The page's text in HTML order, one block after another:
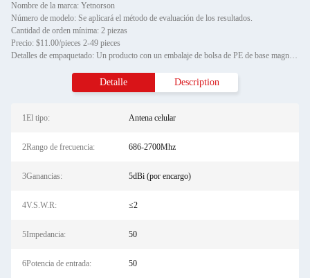
Nombre de la marca: Yetnorson
Número de modelo: Se aplicará el método de evaluación de los resultados.
Cantidad de orden mínima: 2 piezas
Precio: $11.00/pieces 2-49 pieces
Detalles de empaquetado: Un producto con un embalaje de bolsa de PE de base magnética Antenna externa 3G 4G LTE GSM 900mhz An
Detalle Description
1El tipo: Antena celular
2Rango de frecuencia: 686-2700Mhz
3Ganancias: 5dBi (por encargo)
4V.S.W.R: ≤2
5Impedancia: 50
6Potencia de entrada: 50